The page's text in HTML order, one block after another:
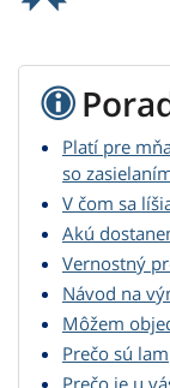
Platí pre
so
V čom sa
Akú
Vernostný
Návod na
Môžem
Prečo sú